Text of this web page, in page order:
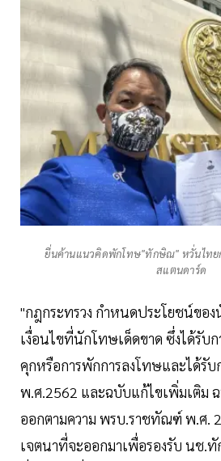
ยื่นค้านแนวคิดพักโทษ"ทักษิณ" หวั่นไทย
สแตนดาร์ด
"กฎกระทรวง กำหนดประโยชน์ขอ
เงื่อนไขที่นักโทษเด็ดขาด ซึ่งได้รับ
คุกหรือการพักการลงโทษและได้รั
พ.ศ.2562 และฉบับแก้ไขเพิ่มเติม
ออกตามความ พรบ.ราชทัณฑ์ พ.ศ.
เจตนาที่จะออกมาเพื่อรองรับ นช.